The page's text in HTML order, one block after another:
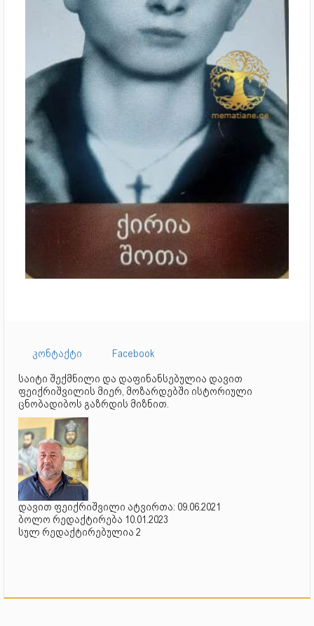
კონტაქტი
Facebook
საიტი შექმნილი და დაფინანსებულია დავით
ფეიქრიშვილის მიერ, მოზარდებში ისტორიული
ცნობადიბოს გაზრდის მიზნით.
დავით ფეიქრიშვილი ატვირთა: 09.06.2021
ბოლო რედაქტირება 10.01.2023
სულ რედაქტირებულია 2